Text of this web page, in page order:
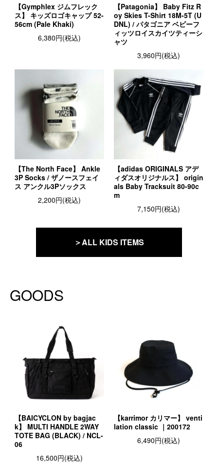
【Gymphlex ジムフレック
ス】 キッズロゴキャップ 52-
56cm (Pale Khaki)
6,380円(税込)
【Patagonia】 Baby Fitz R
oy Skies T-Shirt 18M-5T (U
DNL) / パタゴニア ベビーフ
ィッツロイスカイツティーシ
ャツ
3,960円(税込)
【The North Face】 Ankle
3P Socks / ザノースフェイ
ス アンクル3Pソックス
2,200円(税込)
【adidas ORIGINALS アデ
ィダスオリジナルス】 origin
als Baby Tracksuit 80-90c
m
7,150円(税込)
＞ALL KIDS ITEMS
GOODS
【BAICYCLON by bagjac
k】 MULTI HANDLE 2WAY
TOTE BAG (BLACK) / NCL-
06
16,500円(税込)
【karrimor カリマー】 venti
lation classic ｜200172
6,490円(税込)